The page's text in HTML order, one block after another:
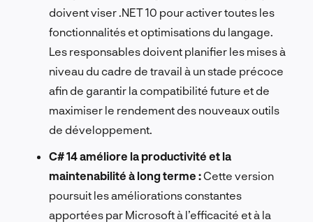
doivent viser .NET 10 pour activer toutes les
fonctionnalités et optimisations du langage.
Les responsables doivent planifier les mises à
niveau du cadre de travail à un stade précoce
afin de garantir la compatibilité future et de
maximiser le rendement des nouveaux outils
de développement.
C# 14 améliore la productivité et la
maintenabilité à long terme :Cette version
poursuit les améliorations constantes
apportées par Microsoft à l’efficacité et à la